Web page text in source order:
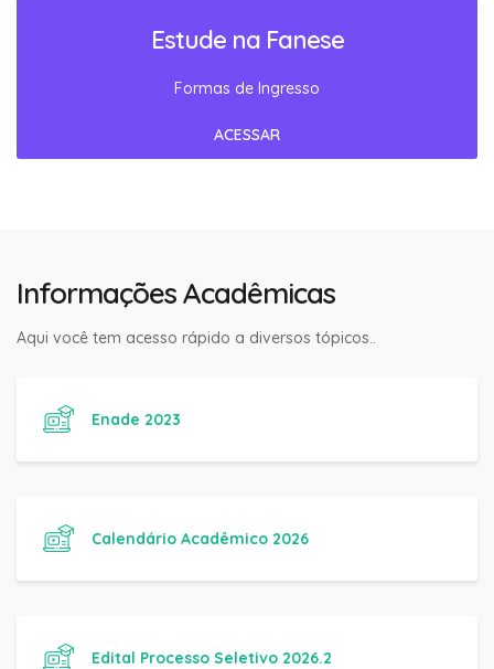
Estude na Fanese
Formas de Ingresso
ACESSAR
Informações Acadêmicas
Aqui você tem acesso rápido a diversos tópicos..
Enade 2023
Calendário Acadêmico 2026
Edital Processo Seletivo 2026.2